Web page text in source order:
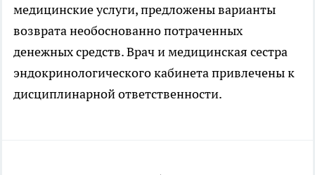
медицинские услуги, предложены варианты
возврата необоснованно потраченных
денежных средств. Врач и медицинская сестра
эндокринологического кабинета привлечены к
дисциплинарной ответственности.